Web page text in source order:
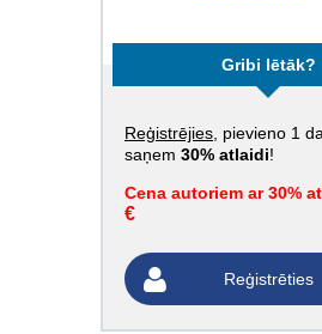
Gribi lētāk?
Reģistrējies , pievieno 1
saņem 30% atlaidi!
Cena autoriem ar 30%
€
Reģistrēties